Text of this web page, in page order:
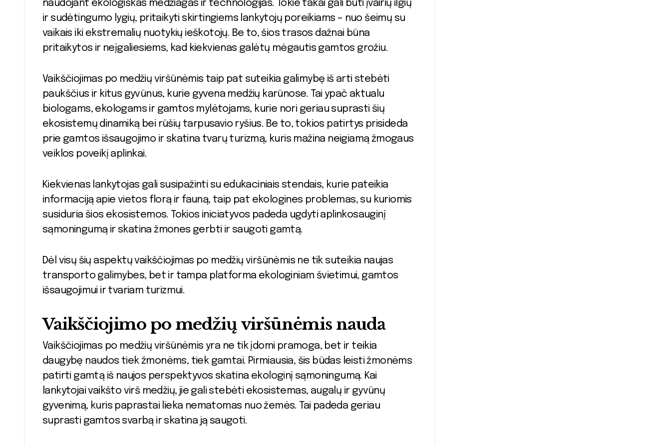
naudojant ekologiškas medžiagas ir technologijas. Tokie takai gali būti įvairių ilgių
ir sudėtingumo lygių, pritaikyti skirtingiems lankytojų poreikiams – nuo šeimų su
vaikais iki ekstremalių nuotykių ieškotojų. Be to, šios trasos dažnai būna
pritaikytos ir neįgaliesiems, kad kiekvienas galėtų mėgautis gamtos grožiu.
Vaikščiojimas po medžių viršūnėmis taip pat suteikia galimybę iš arti stebėti
paukščius ir kitus gyvūnus, kurie gyvena medžių karūnose. Tai ypač aktualu
biologams, ekologams ir gamtos mylėtojams, kurie nori geriau suprasti šių
ekosistemų dinamiką bei rūšių tarpusavio ryšius. Be to, tokios patirtys prisideda
prie gamtos išsaugojimo ir skatina tvarų turizmą, kuris mažina neigiamą žmogaus
veiklos poveikį aplinkai.
Kiekvienas lankytojas gali susipažinti su edukaciniais stendais, kurie pateikia
informaciją apie vietos florą ir fauną, taip pat ekologines problemas, su kuriomis
susiduria šios ekosistemos. Tokios iniciatyvos padeda ugdyti aplinkosauginį
sąmoningumą ir skatina žmones gerbti ir saugoti gamtą.
Dėl visų šių aspektų vaikščiojimas po medžių viršūnėmis ne tik suteikia naujas
transporto galimybes, bet ir tampa platforma ekologiniam švietimui, gamtos
išsaugojimui ir tvariam turizmui.
Vaikščiojimo po medžių viršūnėmis nauda
Vaikščiojimas po medžių viršūnėmis yra ne tik įdomi pramoga, bet ir teikia
daugybę naudos tiek žmonėms, tiek gamtai. Pirmiausia, šis būdas leisti žmonėms
patirti gamtą iš naujos perspektyvos skatina ekologinį sąmoningumą. Kai
lankytojai vaikšto virš medžių, jie gali stebėti ekosistemas, augalų ir gyvūnų
gyvenimą, kuris paprastai lieka nematomas nuo žemės. Tai padeda geriau
suprasti gamtos svarbą ir skatina ją saugoti.